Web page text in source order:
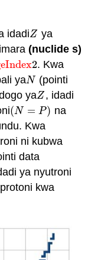
idadiZ
Z ya
(nuclide s)
2
2. Kwa
yaN
N (pointi
yaZ
Z , idadi
(N = P)
(N=P )
na
Kwa
ni kubwa
data
ya nyutroni
kwa